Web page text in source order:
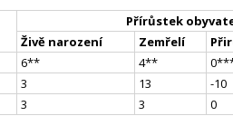
Přírůstek
Živě narození Zemřelí
6** 4** 0**
3 13 -10
3 3 0